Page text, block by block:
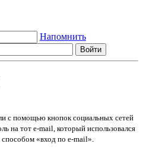
Напомнить
с помощью кнопок социальных сетей
на тот e-mail, который использовался
«вход по e-mail».